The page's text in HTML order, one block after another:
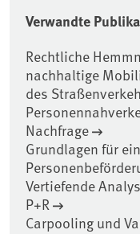
Verwandte
Rechtliche
nachhaltige
des
Nachfrage
Grundlagen für
Vertiefende
P+R
Carpooling und